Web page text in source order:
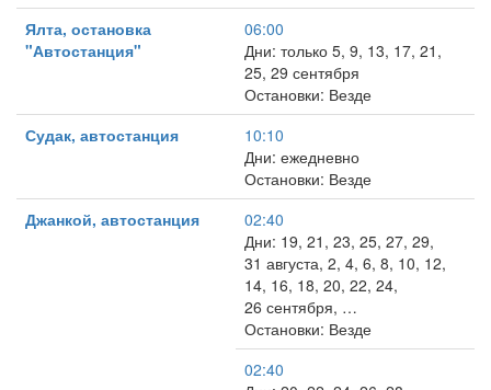
Ялта, остановка
"Автостанция"
06:00
Дни: только 5, 9, 13, 17, 21,
25, 29 сентября
Остановки: Везде
Судак, автостанция
10:10
Дни: ежедневно
Остановки: Везде
Джанкой, автостанция
02:40
Дни: 19, 21, 23, 25, 27, 29,
31 августа, 2, 4, 6, 8, 10, 12,
14, 16, 18, 20, 22, 24,
26 сентября, …
Остановки: Везде
02:40